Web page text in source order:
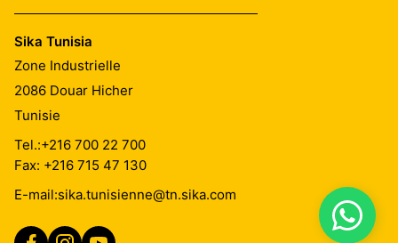
Sika Tunisia
Zone Industrielle
2086 Douar Hicher
Tunisie
Tel.:+216 700 22 700
Fax: +216 715 47 130
E-mail:sika.tunisienne@tn.sika.com